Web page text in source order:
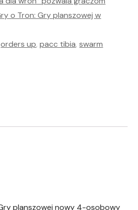
o Tron: Gry planszowej w
orders up,pacc tibia,swarm
planszowej nowy 4-osobowy